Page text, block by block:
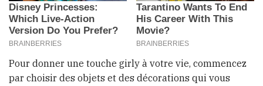
Pour donner une touche girly à votre vie, commencez
par choisir des objets et des décorations qui vous